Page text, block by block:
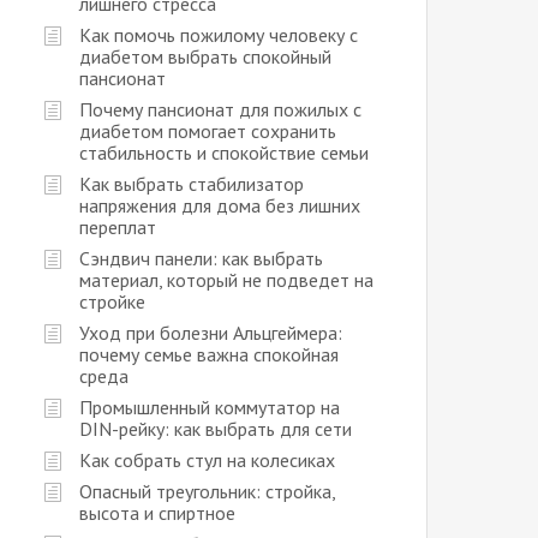
Как помочь пожилому человеку с
диабетом выбрать спокойный
пансионат
Почему пансионат для пожилых с
диабетом помогает сохранить
стабильность и спокойствие семьи
Как выбрать стабилизатор
напряжения для дома без лишних
переплат
Сэндвич панели: как выбрать
материал, который не подведет на
стройке
Уход при болезни Альцгеймера:
почему семье важна спокойная
среда
Промышленный коммутатор на
DIN-рейку: как выбрать для сети
Как собрать стул на колесиках
Опасный треугольник: стройка,
высота и спиртное